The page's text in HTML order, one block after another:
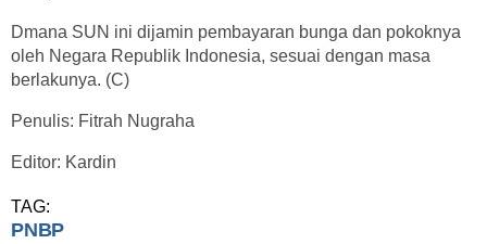
Dmana SUN ini dijamin pembayaran bunga dan pokoknya
oleh Negara Republik Indonesia, sesuai dengan masa
berlakunya. (C)
Penulis: Fitrah Nugraha
Editor: Kardin
TAG:
PNBP